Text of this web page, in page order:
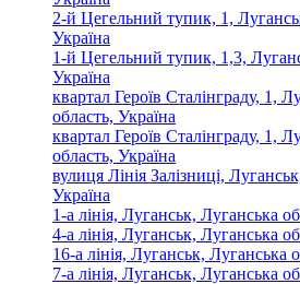
2-й Цегельний тупик, 1,
Україна
1-й Цегельний тупик, 1,3,
Україна
квартал Героїв Сталінграду, 1,
область, Україна
квартал Героїв Сталінграду, 1,
область, Україна
вулиця Лінія Залізниці,
Україна
1-а лінія, Луганськ, Луганська
4-а лінія, Луганськ, Луганська
16-а лінія, Луганськ, Луганська
7-а лінія, Луганськ, Луганська